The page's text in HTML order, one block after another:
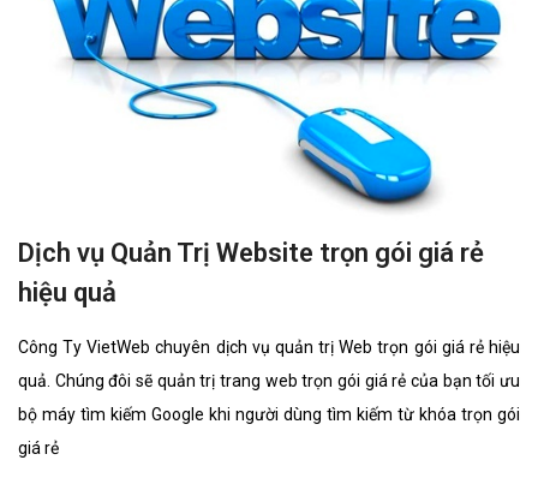
Dịch vụ Quản Trị Website trọn gói giá rẻ
hiệu quả
Công Ty VietWeb chuyên dịch vụ quản trị Web trọn gói giá rẻ hiệu
quả. Chúng đôi sẽ quản trị trang web trọn gói giá rẻ của bạn tối ưu
bộ máy tìm kiếm Google khi người dùng tìm kiếm từ khóa trọn gói
giá rẻ